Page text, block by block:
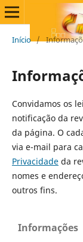
Início /
Convidamos os
notificação da
da página. O
via e-mail para
Privacidadeda
nomes e
outros fins.
Informações